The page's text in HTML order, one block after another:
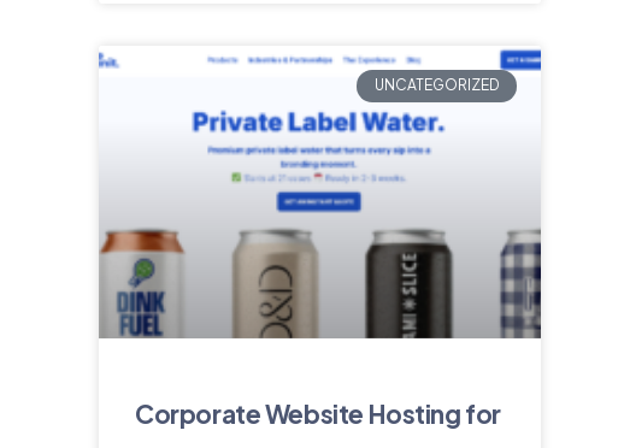
UNCATEGORIZED
Corporate Website Hosting for